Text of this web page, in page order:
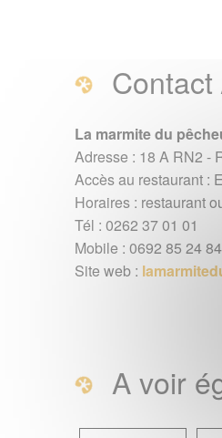
La marmite du
Adresse : 18 A RN2 -
Accès au restaurant :
Horaires : restaurant
Tél : 0262 37 01 01
Mobile : 0692 85 24 84
Site web :
A voir